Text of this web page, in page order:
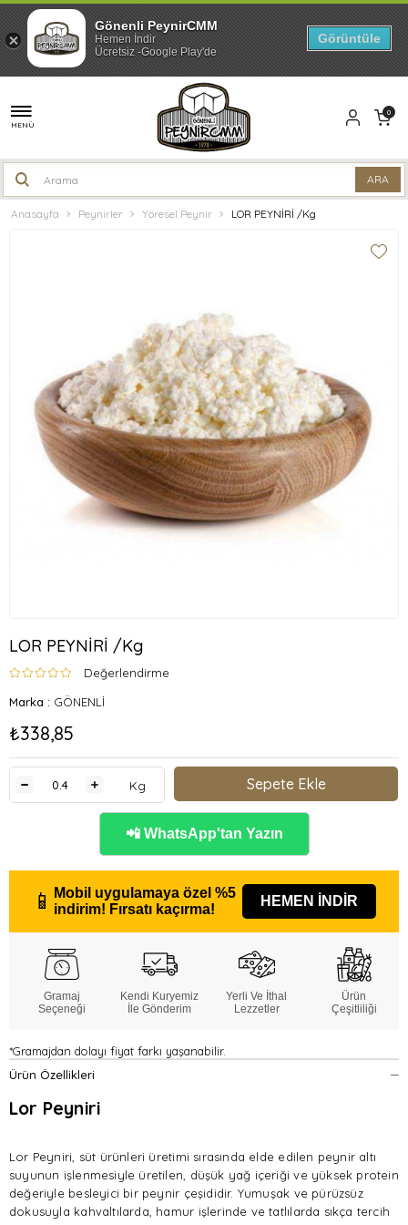
MENÜ
0
Anasayfa Peynirler Yöresel Peynir LOR PEYNİRİ /Kg
LOR PEYNİRİ /Kg
Değerlendirme
Marka : GÖNENLİ
₺338,85
Kg
📲 WhatsApp'tan Yazın
📱 Mobil uygulamaya özel %5
indirim! Fırsatı kaçırma!
HEMEN İNDİR
Gramaj
Seçeneği
Kendi Kuryemiz
İle Gönderim
Yerli Ve İthal
Lezzetler
Ürün
Çeşitliliği
*Gramajdan dolayı fiyat farkı yaşanabilir.
Ürün Özellikleri
Lor Peyniri
Lor Peyniri, süt ürünleri üretimi sırasında elde edilen peynir altı
suyunun işlenmesiyle üretilen, düşük yağ içeriği ve yüksek protein
değeriyle besleyici bir peynir çeşididir. Yumuşak ve pürüzsüz
dokusuyla kahvaltılarda, hamur işlerinde ve tatlılarda sıkça tercih
Gönenli PeynirCMM
Hemen İndir
Ücretsiz -Google Play'de
Görüntüle